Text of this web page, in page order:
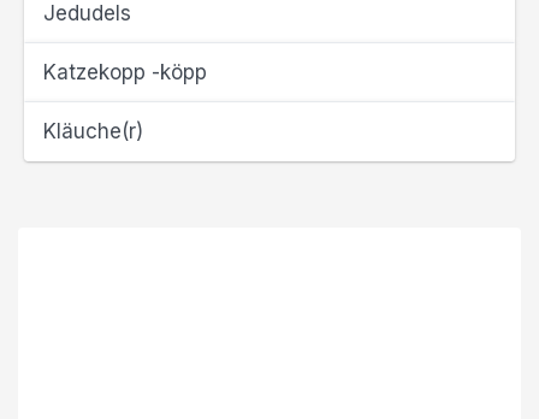
Jedudels
Katzekopp -köpp
Kläuche(r)